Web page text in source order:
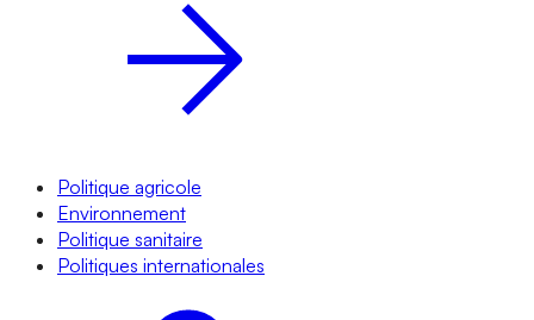
Politique agricole
Environnement
Politique sanitaire
Politiques internationales